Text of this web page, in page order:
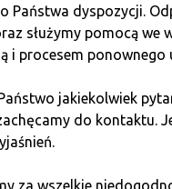
dbamy o doskonałą
od klienta w
gotówkę w
nośnika
je oraz przelicza wg
Państwa dyspozycji.
służymy pomocą we
i procesem ponownego
jakiekolwiek
do kontaktu.
za wszelkie